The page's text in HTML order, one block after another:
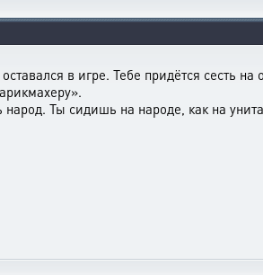
в игре. Тебе придётся сесть на
Ты сидишь на народе, как на